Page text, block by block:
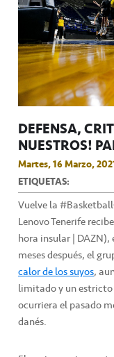
DEFENSA,
NUESTROS!
Martes, 16 Marzo,
ETIQUETAS:
Vuelve la
Lenovo Tenerife
hora insular | DAZN),
meses después, el
calor de los suyos,
limitado y un
ocurriera el pasado
danés.